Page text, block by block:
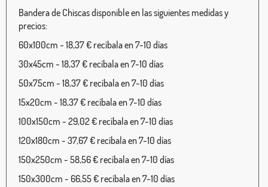
Bandera de Chiscas disponible en las siguientes medidas y
precios:
60x100cm - 18,37 € recíbala en 7-10 días
30x45cm - 18,37 € recíbala en 7-10 días
50x75cm - 18,37 € recíbala en 7-10 días
15x20cm - 18,37 € recíbala en 7-10 días
100x150cm - 29,02 € recíbala en 7-10 días
120x180cm - 37,67 € recíbala en 7-10 días
150x250cm - 58,56 € recíbala en 7-10 días
150x300cm - 66,55 € recíbala en 7-10 días